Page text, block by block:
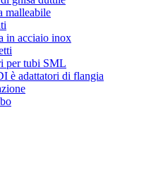
malleabile
in acciaio inox
per tubi SML
è adattatori di flangia